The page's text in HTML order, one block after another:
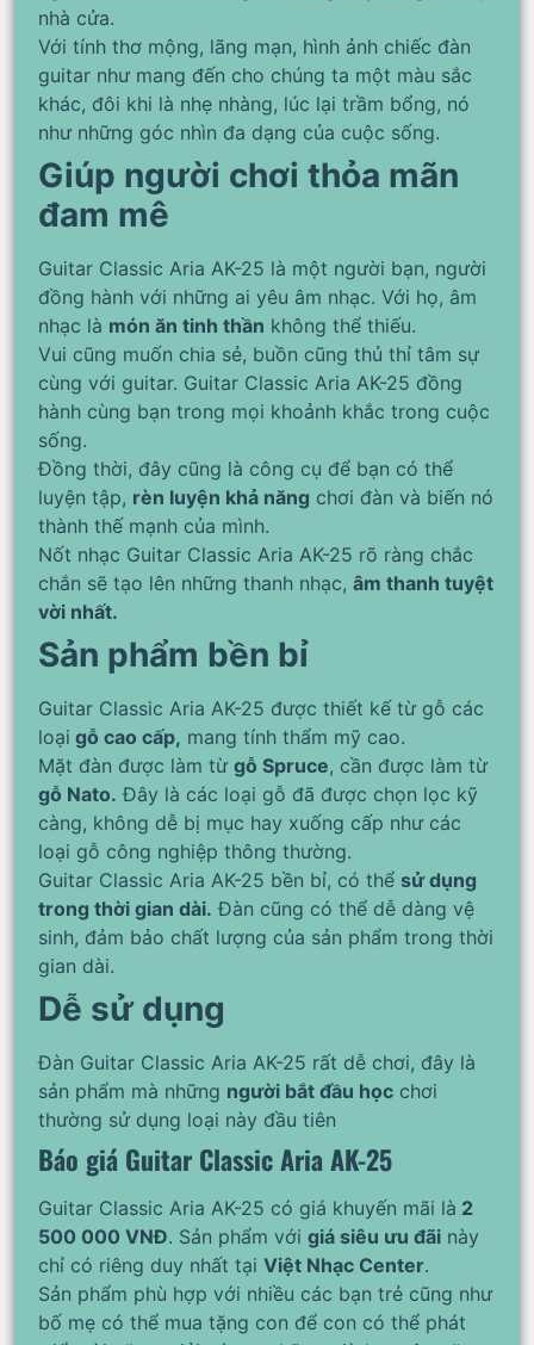
nhà cửa.
Với tính thơ mộng, lãng mạn, hình ảnh chiếc đàn
guitar như mang đến cho chúng ta một màu sắc
khác, đôi khi là nhẹ nhàng, lúc lại trầm bổng, nó
như những góc nhìn đa dạng của cuộc sống.
Giúp người chơi thỏa mãn
đam mê
Guitar Classic Aria AK-25 là một người bạn, người
đồng hành với những ai yêu âm nhạc. Với họ, âm
nhạc là món ăn tinh thần không thể thiếu.
Vui cũng muốn chia sẻ, buồn cũng thủ thỉ tâm sự
cùng với guitar. Guitar Classic Aria AK-25 đồng
hành cùng bạn trong mọi khoảnh khắc trong cuộc
sống.
Đồng thời, đây cũng là công cụ để bạn có thể
luyện tập, rèn luyện khả năng chơi đàn và biến nó
thành thế mạnh của mình.
Nốt nhạc Guitar Classic Aria AK-25 rõ ràng chắc
chắn sẽ tạo lên những thanh nhạc, âm thanh tuyệt
vời nhất.
Sản phẩm bền bỉ
Guitar Classic Aria AK-25 được thiết kế từ gỗ các
loại gỗ cao cấp, mang tính thẩm mỹ cao.
Mặt đàn được làm từ gỗ Spruce, cần được làm từ
gỗ Nato. Đây là các loại gỗ đã được chọn lọc kỹ
càng, không dễ bị mục hay xuống cấp như các
loại gỗ công nghiệp thông thường.
Guitar Classic Aria AK-25 bền bỉ, có thể sử dụng
trong thời gian dài. Đàn cũng có thể dễ dàng vệ
sinh, đảm bảo chất lượng của sản phẩm trong thời
gian dài.
Dễ sử dụng
Đàn Guitar Classic Aria AK-25 rất dễ chơi, đây là
sản phẩm mà những người bắt đầu học chơi
thường sử dụng loại này đầu tiên
Báo giá Guitar Classic Aria AK-25
Guitar Classic Aria AK-25 có giá khuyến mãi là 2
500 000 VNĐ. Sản phẩm với giá siêu ưu đãi này
chỉ có riêng duy nhất tại Việt Nhạc Center.
Sản phẩm phù hợp với nhiều các bạn trẻ cũng như
bố mẹ có thể mua tặng con để con có thể phát